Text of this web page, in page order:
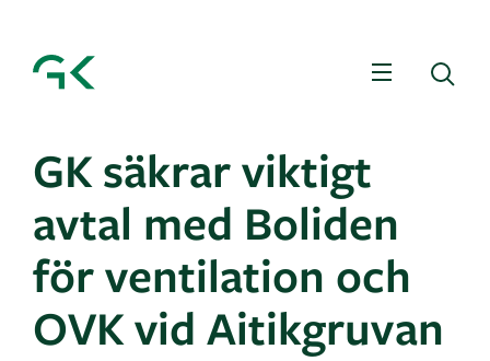
Meny
GK säkrar viktigt
avtal med Boliden
för ventilation och
OVK vid Aitikgruvan